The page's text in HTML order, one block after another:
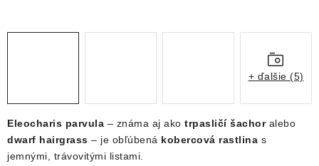
ŽIVOČÍCHY
Moja objednávka
Eleocharis parvula – známa aj ako trpasličí šachoralebo
dwarf hairgrass – je obľúbená kobercová rastlina s
jemnými, trávovitými listami.
+ ďalšie (5)